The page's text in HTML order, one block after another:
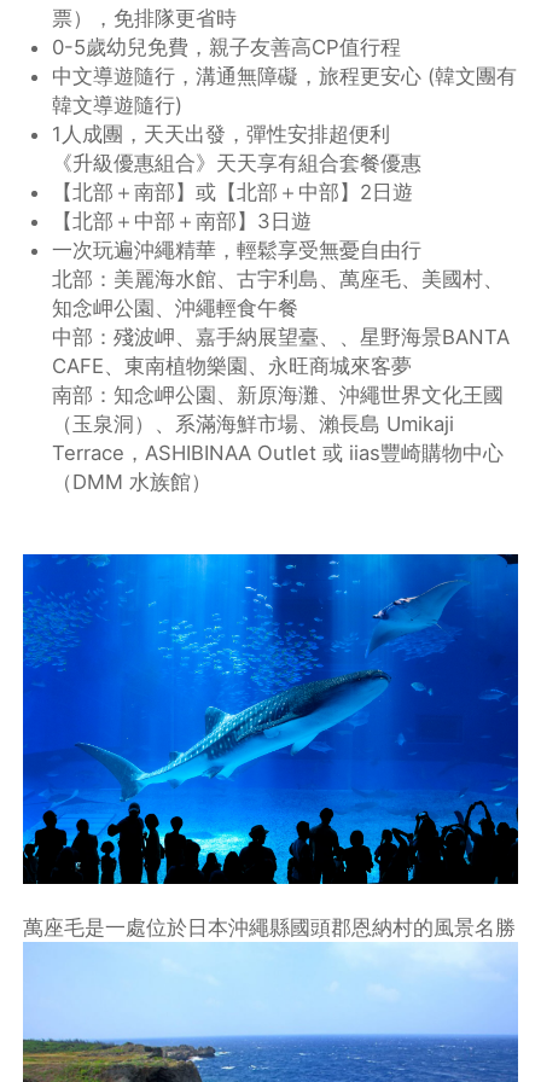
票），免排隊更省時
0-5歲幼兒免費，親子友善高CP值行程
中文導遊隨行，溝通無障礙，旅程更安心 (韓文團有
韓文導遊隨行)
1人成團，天天出發，彈性安排超便利
《升級優惠組合》天天享有組合套餐優惠
【北部＋南部】或【北部＋中部】2日遊
【北部＋中部＋南部】3日遊
一次玩遍沖繩精華，輕鬆享受無憂自由行
北部：美麗海水館、古宇利島、萬座毛、美國村、
知念岬公園、沖繩輕食午餐
中部：殘波岬、嘉手納展望臺、、星野海景BANTA
CAFE、東南植物樂園、永旺商城來客夢
南部：知念岬公園、新原海灘、沖繩世界文化王國
（玉泉洞）、系滿海鮮市場、瀨長島 Umikaji
Terrace，ASHIBINAA Outlet 或 iias豐崎購物中心
（DMM 水族館）
萬座毛是一處位於日本沖繩縣國頭郡恩納村的風景名勝